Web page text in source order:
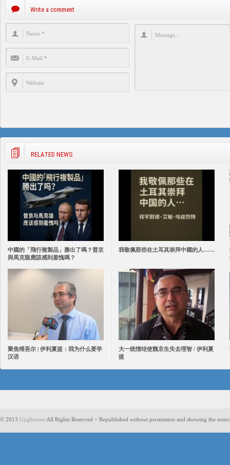
Write a comment
RELATED NEWS
中國的「飛行複製品」勝出了嗎？普京
與馬克龍應該感到羞愧嗎？
我敬佩那些在土耳其崇拜中國的人……
聚焦维吾尔 | 伊利夏提：我为什么要学
汉语
大一统情结使魏京生失去理智 / 伊利夏
提
© 2013 Uyghurnet All Rights Reserved ~ Republished without permission and showing the